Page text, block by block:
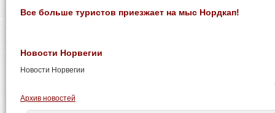
Все больше туристов приезжает на мыс Нордкап!
Новости Норвегии
Новости Норвегии
Архив новостей